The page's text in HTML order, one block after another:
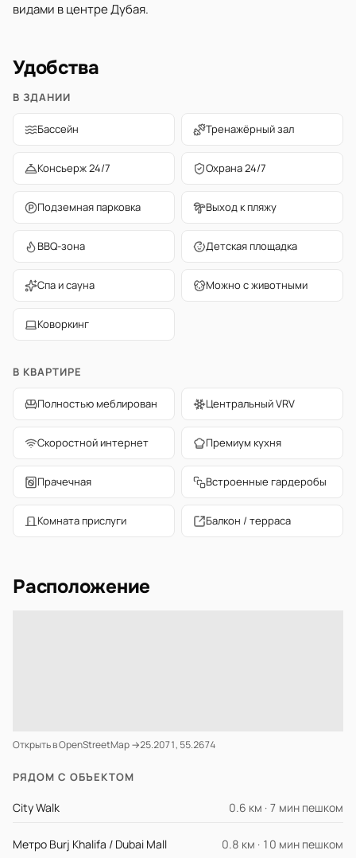
видами в центре Дубая.
Удобства
В ЗДАНИИ
Бассейн Тренажёрный зал
Консьерж 24/7 Охрана 24/7
Подземная парковка Выход к пляжу
BBQ-зона Детская площадка
Спа и сауна Можно с животными
Коворкинг
В КВАРТИРЕ
Полностью меблирован Центральный VRV
Скоростной интернет Премиум кухня
Прачечная Встроенные гардеробы
Комната прислуги Балкон / терраса
Расположение
Открыть в OpenStreetMap →25.2071, 55.2674
РЯДОМ С ОБЪЕКТОМ
City Walk 0.6 км · 7 мин пешком
Метро Burj Khalifa / Dubai Mall 0.8 км · 10 мин пешком